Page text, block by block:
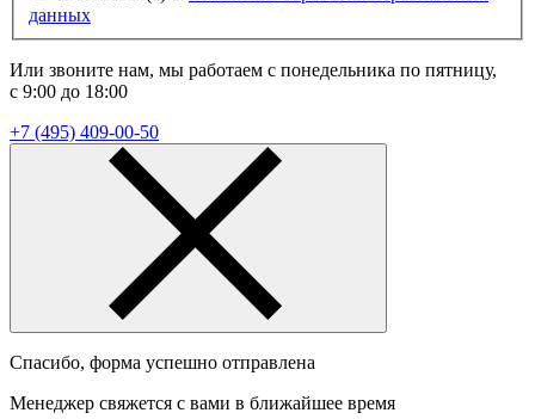
данных
Или звоните нам, мы работаем с понедельника по пятницу,
с 9:00 до 18:00
+7 (495) 409-00-50
Спасибо, форма успешно отправлена
Менеджер свяжется с вами в ближайшее время